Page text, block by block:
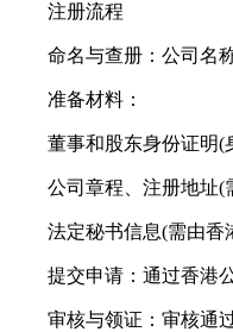
注册流程
命名与查册：公司名称
准备材料：
董事和股东身份证明(身
公司章程、注册地址(需
法定秘书信息(需由香港
提交申请：通过香港公
审核与领证：审核通过